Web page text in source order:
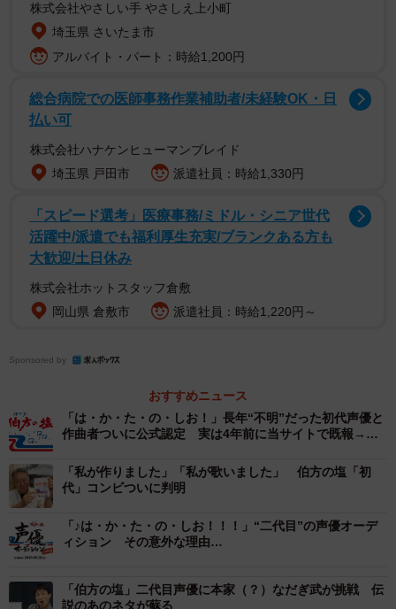
高城靖雄さん（公式サイトより）
「いやあ驚きました。大変なことになっている、ネット
で私の名前がガンガン出ている、と息子に教えられたのが
最初でした。メールや電話もいっぱい来ましたよ」
高城さんは低い美声でそう言うと、愉快そうに笑った。
を開始。87年に「日本海’88」でメジャーデビューした。現
在もディナーショーやイベントなどで活躍しているほか、5
月1日には息子である新浜レオンさんが歌謡歌手としてデビ
ューしたばかりだ。
株式会社やさしい手 やさしえ上小町
埼玉県 さいたま市
アルバイト・パート：時給1,200円
総合病院での医師事務作業補助者/未経験OK・日
払い可
株式会社ハナケンヒューマンブレイド
埼玉県 戸田市
派遣社員：時給1,330円
「スピード選考」医療事務/ミドル・シニア世代
活躍中/派遣でも福利厚生充実/ブランクある方も
大歓迎/土日休み
株式会社ホットスタッフ倉敷
岡山県 倉敷市
派遣社員：時給1,220円～
Sponsored by
おすすめニュース
「は・か・た・の・しお！」長年“不明”だった初代声優と
作曲者ついに公式認定 実は4年前に当サイトで既報→担
「私が作りました」「私が歌いました」 伯方の塩「初
代」コンビついに判明
「♪は・か・た・の・しお！！！」“二代目”の声優オーデ
ィション その意外な理由…
「伯方の塩」二代目声優に本家（？）なだぎ武が挑戦 伝
説のあのネタが蘇る